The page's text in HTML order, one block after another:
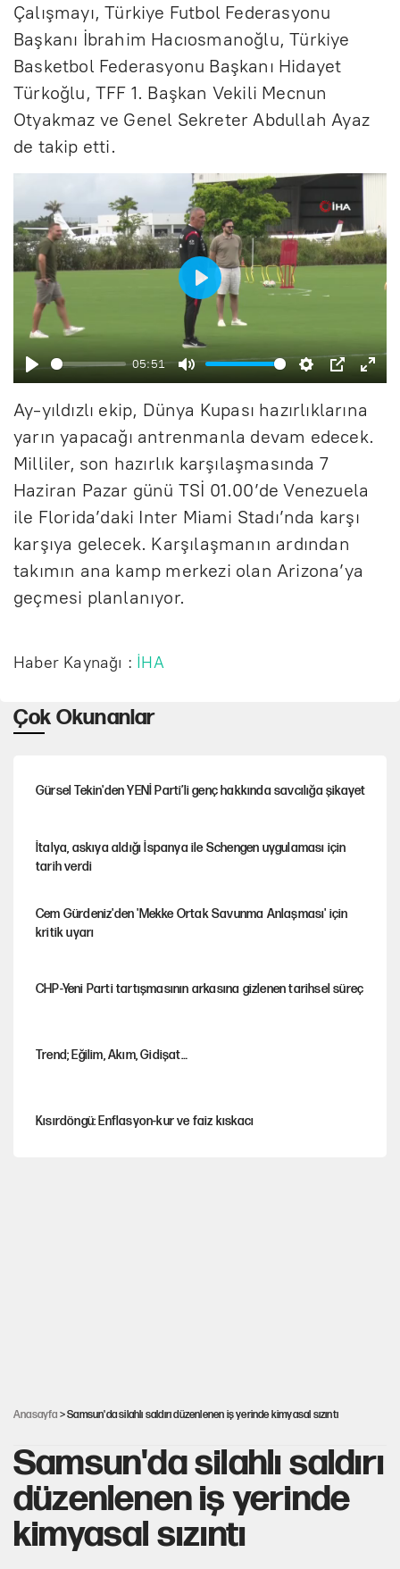
Çalışmayı, Türkiye Futbol Federasyonu
Başkanı İbrahim Hacıosmanoğlu, Türkiye
Basketbol Federasyonu Başkanı Hidayet
Türkoğlu, TFF 1. Başkan Vekili Mecnun
Otyakmaz ve Genel Sekreter Abdullah Ayaz
de takip etti.
B
a
ş
a
t
05:51
S
e
s
s
i
z
A
y
a
l
a
r
P
I
P
E
t
B
ş
a
Ay-yıldızlı ekip, Dünya Kupası hazırlıklarına
yarın yapacağı antrenmanla devam edecek.
Milliler, son hazırlık karşılaşmasında 7
Haziran Pazar günü TSİ 01.00’de Venezuela
ile Florida’daki Inter Miami Stadı’nda karşı
karşıya gelecek. Karşılaşmanın ardından
takımın ana kamp merkezi olan Arizona’ya
geçmesi planlanıyor.
Haber Kaynağı : İHA
Çok Okunanlar
Gürsel Tekin'den YENİ Parti’li genç hakkında savcılığa şikayet
İtalya, askıya aldığı İspanya ile Schengen uygulaması için
tarih verdi
Cem Gürdeniz'den 'Mekke Ortak Savunma Anlaşması' için
kritik uyarı
CHP-Yeni Parti tartışmasının arkasına gizlenen tarihsel süreç
Trend; Eğilim, Akım, Gidişat…
Kısırdöngü: Enflasyon-kur ve faiz kıskacı
Anasayfa > Samsun'da silahlı saldırı düzenlenen iş yerinde kimyasal sızıntı
Samsun'da silahlı saldırı
düzenlenen iş yerinde
kimyasal sızıntı